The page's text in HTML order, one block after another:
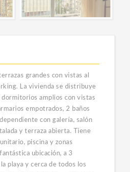
grandes con vistas al
La vivienda se distribuye
amplios con vistas
empotrados, 2 baños
con galería, salón
y terraza abierta. Tiene
piscina y zonas
ubicación, a 3
playa y cerca de todos los